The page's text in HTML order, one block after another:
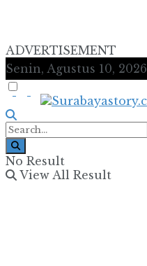
ADVERTISEMENT
Senin, Agustus 10, 2026
No Result
View All Result